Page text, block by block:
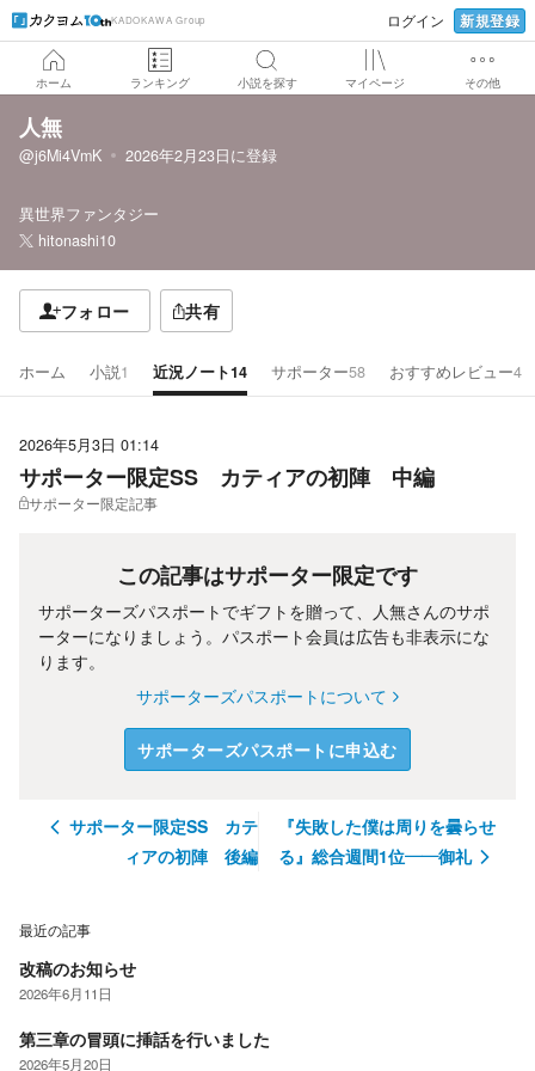
KADOKAWA Group ログイン 新規登録
ホーム ランキング 小説を探す マイページ その他
人無
@j6Mi4VmK 2026年2月23日に登録
異世界ファンタジー
hitonashi10
フォロー 共有
ホーム 小説1 近況ノート14 サポーター58 おすすめレビュー4
2026年5月3日 01:14
サポーター限定SS カティアの初陣 中編
サポーター限定記事
この記事はサポーター限定です
サポーターズパスポートでギフトを贈って、 人無さんのサポ
ーターになりましょう。パスポート会員は広告も非表示にな
ります。
サポーターズパスポートについて
サポーターズパスポートに申込む
サポーター限定SS カテ
ィアの初陣 後編
『失敗した僕は周りを曇らせ
る』総合週間1位——御礼
最近の記事
改稿のお知らせ
2026年6月11日
第三章の冒頭に挿話を行いました
2026年5月20日